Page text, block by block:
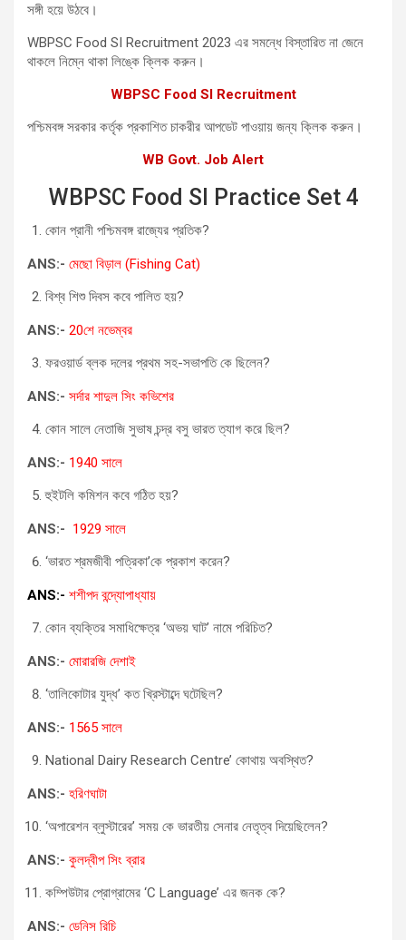
সঙ্গী হয়ে উঠবে।
WBPSC Food SI Recruitment 2023 এর সমন্ধে বিস্তারিত না জেনে
থাকলে নিম্নে থাকা লিঙ্কে ক্লিক করুন।
WBPSC Food SI Recruitment
পশ্চিমবঙ্গ সরকার কর্তৃক প্রকাশিত চাকরীর আপডেট পাওয়ায় জন্য ক্লিক করুন।
WB Govt. Job Alert
WBPSC Food SI Practice Set 4
কোন প্রানী পশ্চিমবঙ্গ রাজ্যের প্রতিক?
ANS:- মেছো বিড়াল (Fishing Cat)
বিশ্ব শিশু দিবস কবে পালিত হয়?
ANS:- 20শে নভেম্বর
ফরওয়ার্ড ব্লক দলের প্রথম সহ-সভাপতি কে ছিলেন?
ANS:- সর্দার শাদুল সিং কভিশের
কোন সালে নেতাজি সুভাষ চন্দ্র বসু ভারত ত্যাগ করে ছিল?
ANS:- 1940 সালে
হুইটলি কমিশন কবে গঠিত হয়?
ANS:- 1929 সালে
‘ভারত শ্রমজীবী পত্রিকা’কে প্রকাশ করেন?
ANS:- শশীপদ বন্দ্যোপাধ্যায়
কোন ব্যক্তির সমাধিক্ষেত্র ‘অভয় ঘাট’ নামে পরিচিত?
ANS:- মোরারজি দেশাই
‘তালিকোটার যুদ্ধ’ কত খ্রিস্টাব্দে ঘটেছিল?
ANS:- 1565 সালে
National Dairy Research Centre’ কোথায় অবস্থিত?
ANS:- হরিণঘাটা
‘অপারেশন ব্লুস্টারের’ সময় কে ভারতীয় সেনার নেতৃত্ব দিয়েছিলেন?
ANS:- কুলদ্বীপ সিং ব্রার
কম্পিউটার প্রোগ্রামের ‘C Language’ এর জনক কে?
ANS:- ডেনিস রিচি